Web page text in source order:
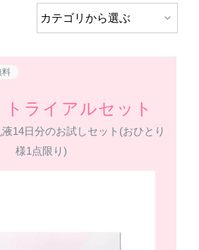
料
ライアルセット
14日分のお試しセット(おひとり
様1点限り)